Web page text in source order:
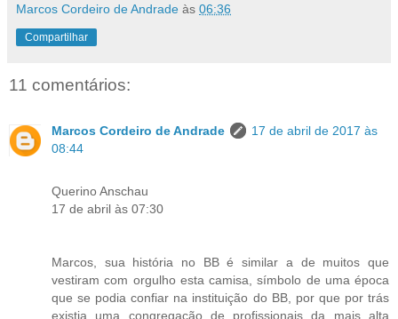
Marcos Cordeiro de Andrade às 06:36
Compartilhar
11 comentários:
Marcos Cordeiro de Andrade
17 de abril de 2017 às
08:44
Querino Anschau
17 de abril às 07:30
Marcos, sua história no BB é similar a de muitos que
vestiram com orgulho esta camisa, símbolo de uma época
que se podia confiar na instituição do BB, por que por trás
existia uma congregação de profissionais da mais alta